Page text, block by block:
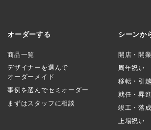
オーダーする
商品一覧
デザイナーを選んで
オーダーメイド
事例を選んでセミオーダー
まずはスタッフに相談
シーンか
開店・開
周年祝い
移転・引
就任・昇
竣工・落
上場祝い